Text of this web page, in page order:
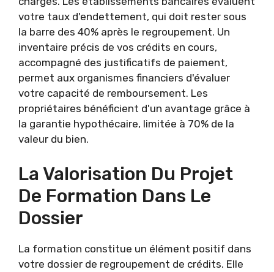
votre taux d'endettement, qui doit rester sous
la barre des 40% après le regroupement. Un
inventaire précis de vos crédits en cours,
accompagné des justificatifs de paiement,
permet aux organismes financiers d'évaluer
votre capacité de remboursement. Les
propriétaires bénéficient d'un avantage grâce à
la garantie hypothécaire, limitée à 70% de la
valeur du bien.
La Valorisation Du Projet
De Formation Dans Le
Dossier
La formation constitue un élément positif dans
votre dossier de regroupement de crédits. Elle